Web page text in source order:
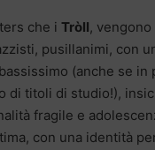
che i Tròll,
pusillanimi, con
(anche se in
di titoli di studio!),
fragile e
con una identità